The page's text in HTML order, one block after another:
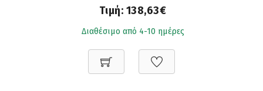
Τιμή: 138,63€
Διαθέσιμο από 4-10 ημέρες